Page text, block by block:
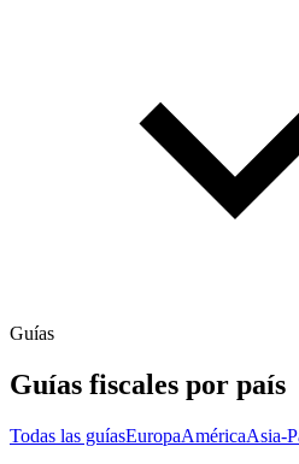
Guías
Guías fiscales por país
Todas las guíasEuropaAméricaAsia-